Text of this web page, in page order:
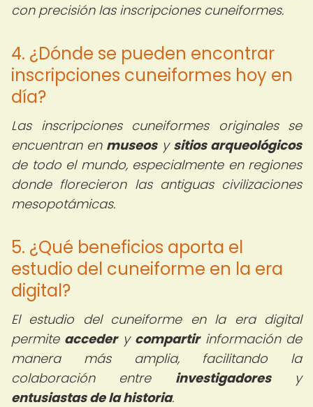
con precisión las inscripciones cuneiformes.
4. ¿Dónde se pueden encontrar
inscripciones cuneiformes hoy en
día?
Las inscripciones cuneiformes originales se
encuentran en museosy sitios arqueológicos
de todo el mundo, especialmente en regiones
donde florecieron las antiguas civilizaciones
mesopotámicas.
5. ¿Qué beneficios aporta el
estudio del cuneiforme en la era
digital?
El estudio del cuneiforme en la era digital
permite accedery compartirinformación de
manera más amplia, facilitando la
colaboración entre investigadoresy
entusiastas de la historia.